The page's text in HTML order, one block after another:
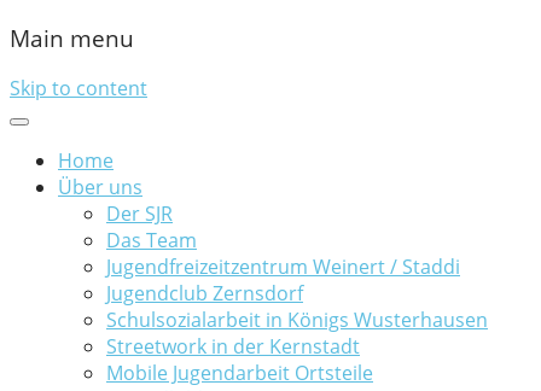
Main menu
Skip to content
Home
Über uns
Der SJR
Das Team
Jugendfreizeitzentrum Weinert / Staddi
Jugendclub Zernsdorf
Schulsozialarbeit in Königs Wusterhausen
Streetwork in der Kernstadt
Mobile Jugendarbeit Ortsteile